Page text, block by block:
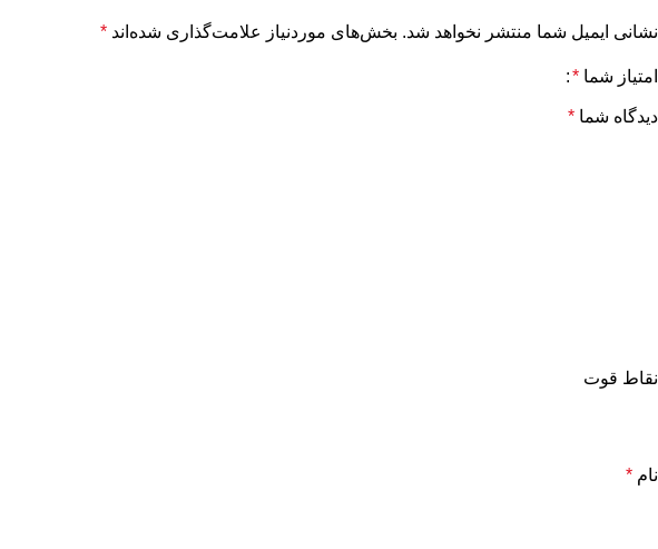
نشانی ایمیل شما منتشر نخواهد شد. بخش‌های موردنیاز علامت‌گذاری شده‌اند *
امتیاز شما *
دیدگاه شما *
نقاط قوت
نام *